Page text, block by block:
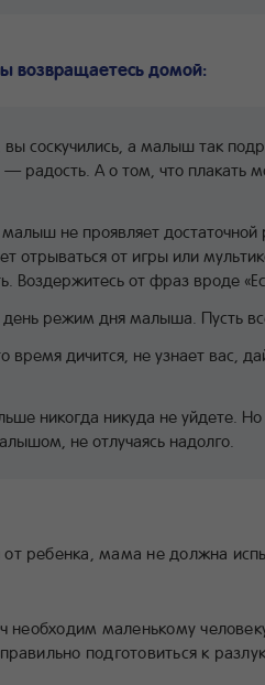
возвращаетесь домой:
вы соскучились, а малыш так
— радость. А о том, что плакать
не проявляет достаточной
отрываться от игры или
Воздержитесь от фраз вроде
режим дня малыша. Пусть
время дичится, не узнает вас,
никогда никуда не уйдете.
не отлучаясь надолго.
ребенка, мама не должна
необходим маленькому
подготовиться к